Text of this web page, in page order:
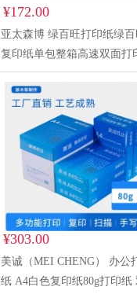
¥172.00
亚太森博 绿百旺打印纸绿
复印纸单包整箱高速双面打
生草稿纸 绿百旺A5-70g-10
（5000张）
¥303.00
美诚（MEI CHENG） 办公
纸 A4白色复印纸80g打印纸